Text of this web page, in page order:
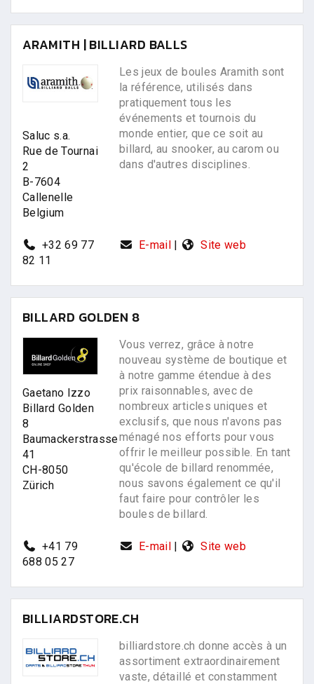
ARAMITH | BILLIARD BALLS
Saluc s.a.
Rue de Tournai
2
B-7604
Callenelle
Belgium
Les jeux de boules Aramith sont
la référence, utilisés dans
pratiquement tous les
événements et tournois du
monde entier, que ce soit au
billard, au snooker, au carom ou
dans d'autres disciplines.
+32 69 77
82 11
E-mail | Site web
BILLARD GOLDEN 8
Gaetano Izzo
Billard Golden
8
Baumackerstrasse
41
CH-8050
Zürich
Vous verrez, grâce à notre
nouveau système de boutique et
à notre gamme étendue à des
prix raisonnables, avec de
nombreux articles uniques et
exclusifs, que nous n'avons pas
ménagé nos efforts pour vous
offrir le meilleur possible. En tant
qu'école de billard renommée,
nous savons également ce qu'il
faut faire pour contrôler les
boules de billard.
+41 79
688 05 27
E-mail | Site web
BILLIARDSTORE.CH
billiardstore.ch donne accès à un
assortiment extraordinairement
vaste, détaillé et constamment